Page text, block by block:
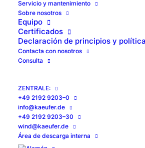
Ser­vi­cio y mantenimiento
Sobre noso­tros
Equi­po
Cer­ti­fi­ca­dos
Decla­ra­ción de prin­ci­pios y
Con­tac­ta con nosotros
Con­sul­ta
ZEN­TRA­LE:
+49 2192 9203–0
info@kaeufer.de
+49 2192 9203–30
wind@kaeufer.de
Área de des­car­ga interna